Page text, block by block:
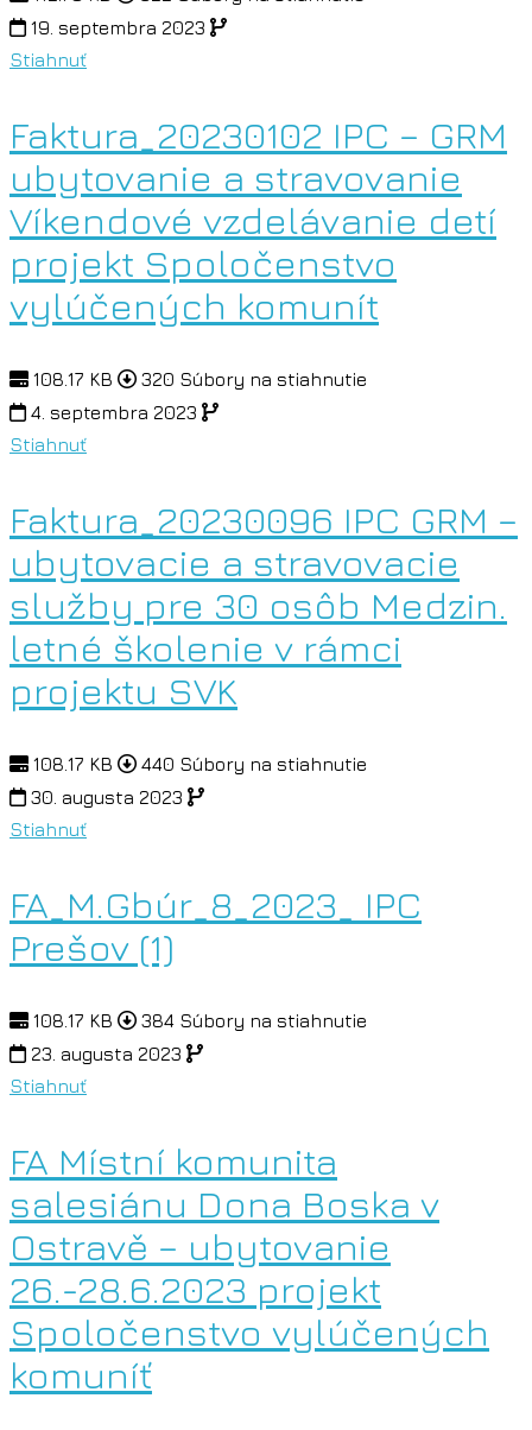
19. septembra 2023
Stiahnuť
Faktura_20230102 IPC – GRM
ubytovanie a stravovanie
Víkendové vzdelávanie detí
projekt Spoločenstvo
vylúčených komunít
108.17 KB
320 Súbory na stiahnutie
4. septembra 2023
Stiahnuť
Faktura_20230096 IPC GRM –
ubytovacie a stravovacie
služby pre 30 osôb Medzin.
letné školenie v rámci
projektu SVK
108.17 KB
440 Súbory na stiahnutie
30. augusta 2023
Stiahnuť
FA_M.Gbúr_8_2023_ IPC
Prešov (1)
108.17 KB
384 Súbory na stiahnutie
23. augusta 2023
Stiahnuť
FA Místní komunita
salesiánu Dona Boska v
Ostravě – ubytovanie
26.-28.6.2023 projekt
Spoločenstvo vylúčených
komuníť